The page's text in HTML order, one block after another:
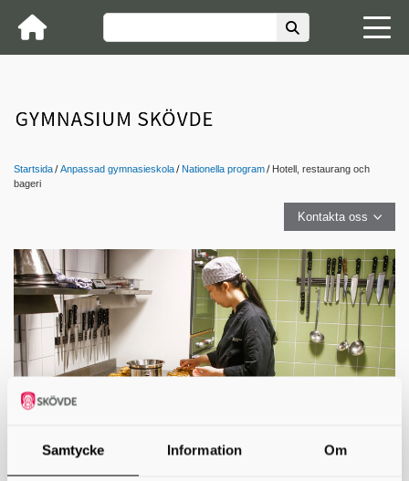
Samtycke Information Om
Startsida Anpassad gymnasieskola Nationella program
Hotell, restaurang och
bageri
Kontakta oss
Hotell, restaurang och bageri